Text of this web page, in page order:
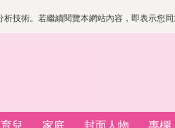
技術。若繼續閱覽本網站內容，即表示您